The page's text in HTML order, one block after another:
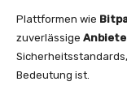
Plattformen wie
zuverlässige
Bedeutung ist.